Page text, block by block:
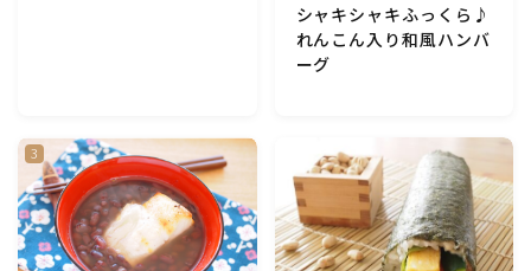
もやし・豆苗・たけのこ・せり・ふき・その他山菜料理
洋菓子 (焼き菓子)
シャキシャキふっくら♪
れんこん入り和風ハンバ
ーグ